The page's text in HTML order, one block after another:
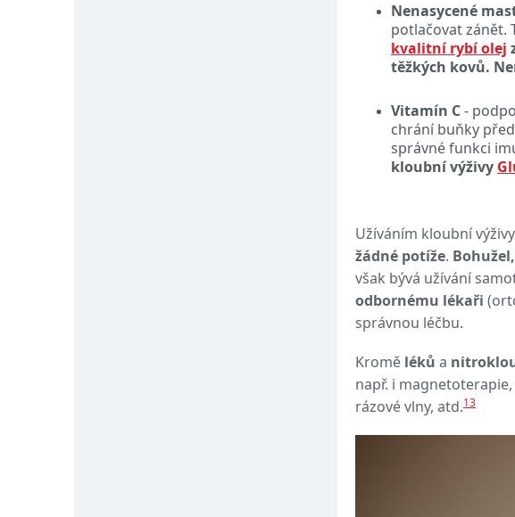
Nenasycené
potlačovat zánět.
kvalitní rybí olej
těžkých kovů.
Vitamín C-
chrání buňky
správné funkci
kloubní výživy
Užíváním kloubní
žádné potíže.
však bývá užívání
odbornému lékaři
správnou léčbu.
Kromě léků a
např. i
rázové vlny, atd.13